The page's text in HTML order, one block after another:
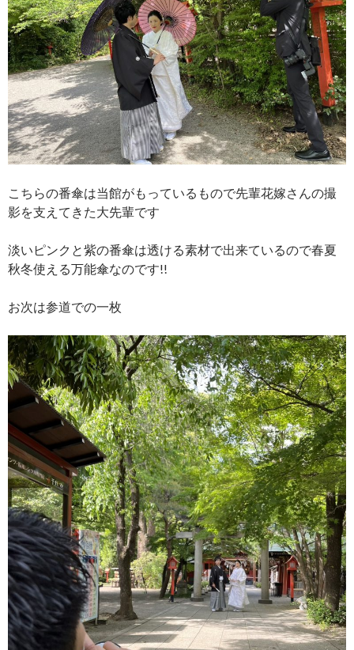
こちらの番傘は当館がもっているもので先輩花嫁さんの撮
影を支えてきた大先輩です
淡いピンクと紫の番傘は透ける素材で出来ているので春夏
秋冬使える万能傘なのです!!
お次は参道での一枚